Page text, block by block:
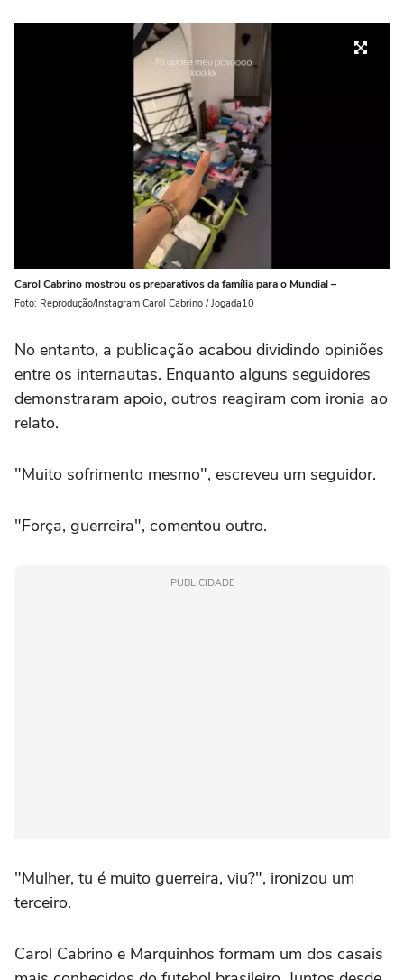
Carol Cabrino mostrou os preparativos da família para o Mundial –
Foto: Reprodução/Instagram Carol Cabrino / Jogada10
No entanto, a publicação acabou dividindo opiniões
entre os internautas. Enquanto alguns seguidores
demonstraram apoio, outros reagiram com ironia ao
relato.
"Muito sofrimento mesmo", escreveu um seguidor.
"Força, guerreira", comentou outro.
PUBLICIDADE
"Mulher, tu é muito guerreira, viu?", ironizou um
terceiro.
Carol Cabrino e Marquinhos formam um dos casais